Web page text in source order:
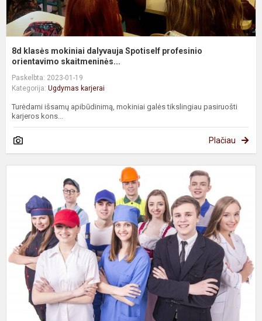
8d klasės mokiniai dalyvauja Spotiself profesinio
orientavimo skaitmeninės...
Paskelbta: 2023-01-19
Kategorija: Ugdymas karjerai
Turėdami išsamų apibūdinimą, mokiniai galės tikslingiau pasiruošti
karjeros kons...
Plačiau